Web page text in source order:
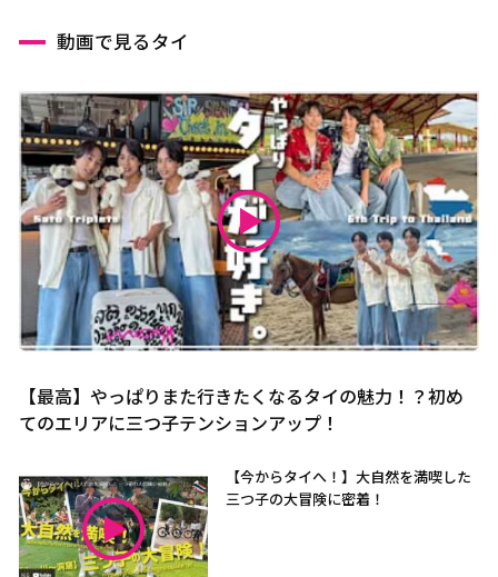
動画で見るタイ
【最高】やっぱりまた行きたくなるタイの魅力！？初め
てのエリアに三つ子テンションアップ！
【今からタイへ！】大自然を満喫した
三つ子の大冒険に密着！